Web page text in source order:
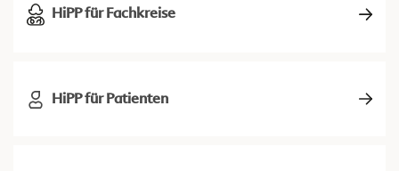
HiPP für Fachkreise
HiPP für Patienten